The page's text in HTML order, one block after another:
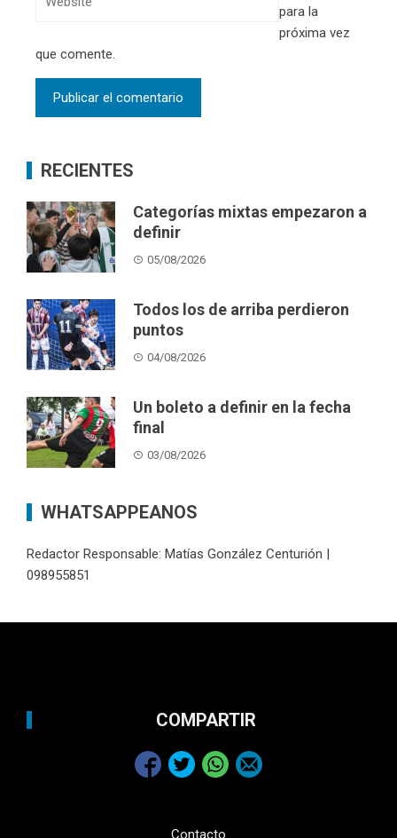
para la
próxima vez
que comente.
RECIENTES
Categorías mixtas empezaron a
definir
05/08/2026
Todos los de arriba perdieron
puntos
04/08/2026
Un boleto a definir en la fecha
final
03/08/2026
WHATSAPPEANOS
Redactor Responsable: Matías González Centurión |
098955851
COMPARTIR
Contacto